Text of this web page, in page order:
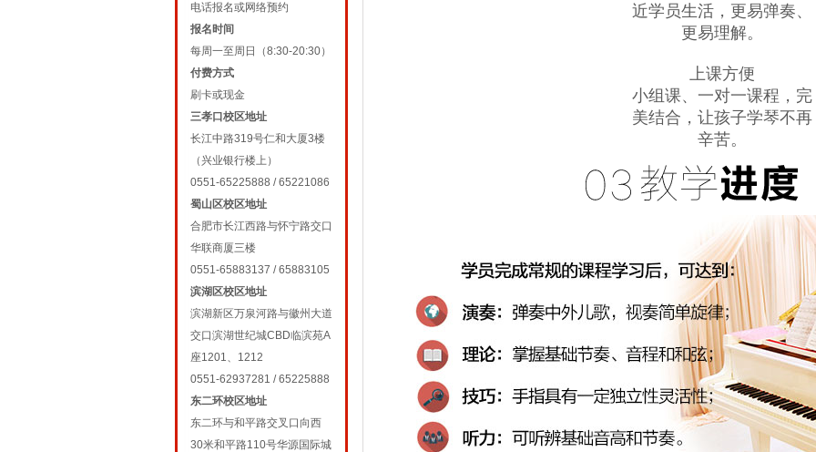
电话报名或网络预约
报名时间
每周一至周日（8:30-20:30）
付费方式
刷卡或现金
三孝口校区地址
长江中路319号仁和大厦3楼
（兴业银行楼上）
0551-65225888 / 65221086
蜀山区校区地址
合肥市长江西路与怀宁路交口
华联商厦三楼
0551-65883137 / 65883105
滨湖区校区地址
滨湖新区万泉河路与徽州大道
交口滨湖世纪城CBD临滨苑A
座1201、1212
0551-62937281 / 65225888
东二环校区地址
东二环与和平路交叉口向西
30米和平路110号华源国际城
近学员生活，更易弹奏、
更易理解。
上课方便
小组课、一对一课程，完
美结合，让孩子学琴不再
辛苦。